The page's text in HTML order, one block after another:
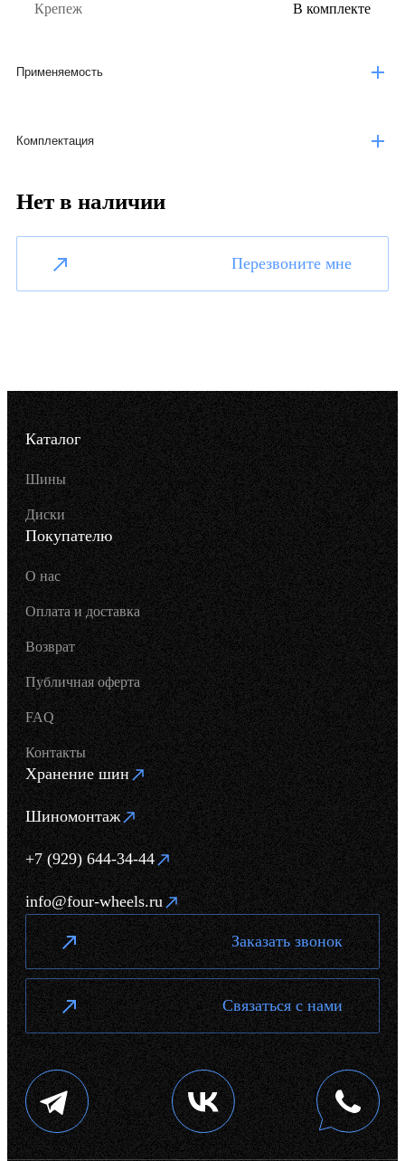
Крепеж В комплекте
Применяемость
Комплектация
Нет в наличии
Перезвоните мне
Каталог
Шины
Диски
Покупателю
О нас
Оплата и доставка
Возврат
Публичная оферта
FAQ
Контакты
Хранение шин
Шиномонтаж
+7 (929) 644-34-44
info@four-wheels.ru
Заказать звонок
Связаться с нами